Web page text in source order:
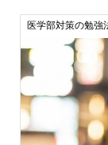
医学部対策の勉強